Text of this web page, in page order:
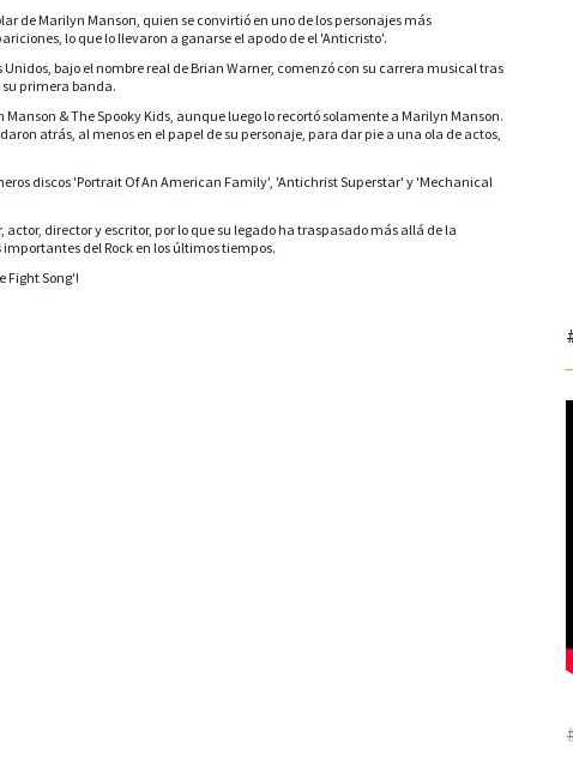
de Marilyn Manson, quien se convirtió en uno de los personajes más
lo que lo llevaron a ganarse el apodo de el 'Anticristo'.
bajo el nombre real de Brian Warner, comenzó con su carrera musical tras
su primera banda.
& The Spooky Kids, aunque luego lo recortó solamente a Marilyn Manson.
atrás, al menos en el papel de su personaje, para dar pie a una ola de actos,
discos 'Portrait Of An American Family', 'Antichrist Superstar' y 'Mechanical
director y escritor, por lo que su legado ha traspasado más allá de la
del Rock en los últimos tiempos.
Fight Song'!